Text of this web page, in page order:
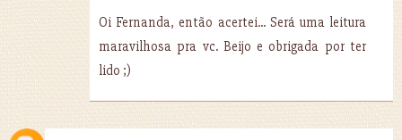
Oi Fernanda, então acertei... Será uma leitura
maravilhosa pra vc. Beijo e obrigada por ter
lido ;)